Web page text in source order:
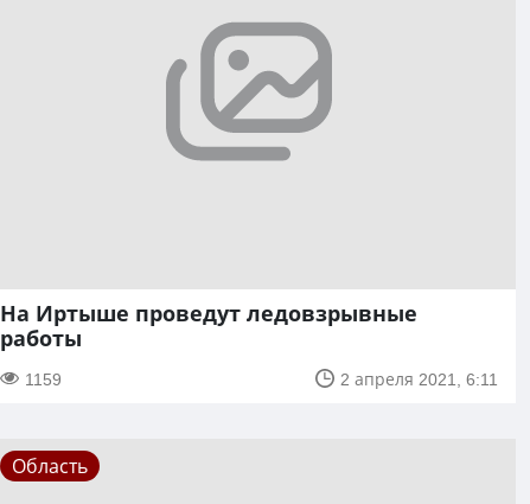
На Иртыше проведут ледовзрывные
работы
1159 2 апреля 2021, 6:11
Область